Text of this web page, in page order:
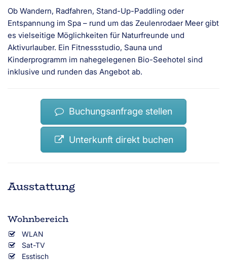
Ob Wandern, Radfahren, Stand-Up-Paddling oder
Entspannung im Spa – rund um das Zeulenrodaer Meer gibt
es vielseitige Möglichkeiten für Naturfreunde und
Aktivurlauber. Ein Fitnessstudio, Sauna und
Kinderprogramm im nahegelegenen Bio-Seehotel sind
inklusive und runden das Angebot ab.
Buchungsanfrage stellen
Unterkunft direkt buchen
Ausstattung
Wohnbereich
WLAN
Sat-TV
Esstisch